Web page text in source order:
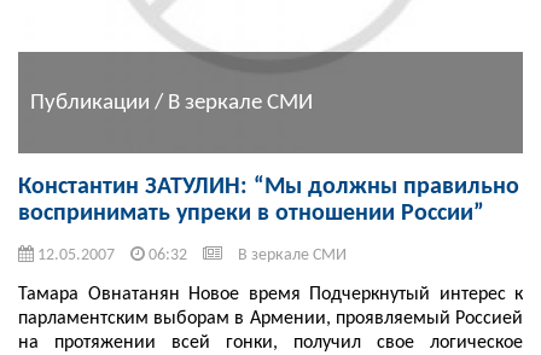
Публикации / В зеркале СМИ
Константин ЗАТУЛИН: “Мы должны правильно
воспринимать упреки в отношении России”
12.05.2007 06:32 В зеркале СМИ
Тамара Овнатанян Новое время Подчеркнутый интерес к
парламентским выборам в Армении, проявляемый Россией
на протяжении всей гонки, получил свое логическое